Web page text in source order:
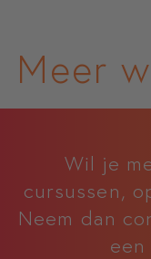
Meer
Wil je
cursussen,
Neem dan